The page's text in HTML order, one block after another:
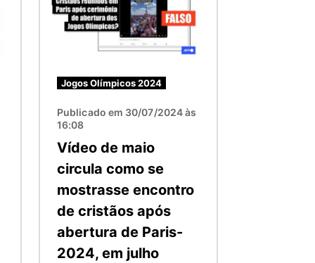
Jogos Olímpicos 2024
Publicado em 30/07/2024 às
16:08
Vídeo de maio
circula como se
mostrasse encontro
de cristãos após
abertura de Paris-
2024, em julho